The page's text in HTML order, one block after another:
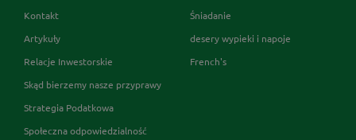
Kontakt
Artykuły
Relacje Inwestorskie
Skąd bierzemy nasze przyprawy
Strategia Podatkowa
Społeczna odpowiedzialność
Śniadanie
desery wypieki i napoje
French's